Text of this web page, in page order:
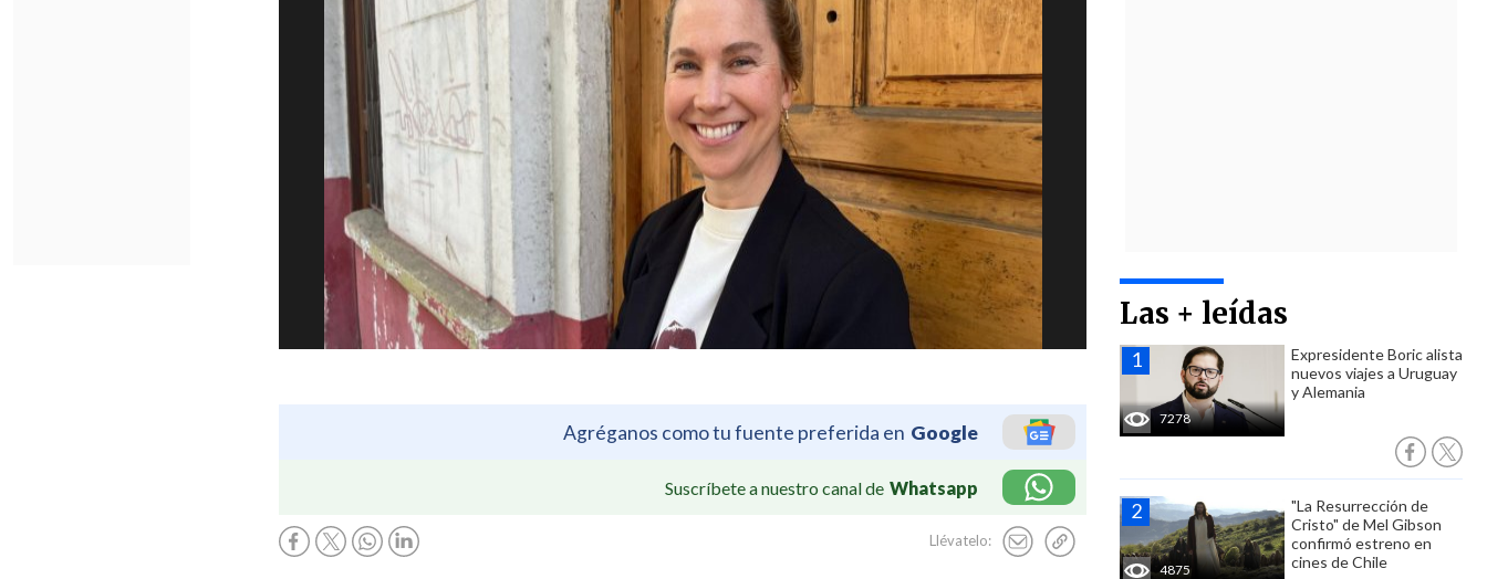
Agréganos como tu fuente preferida en Google
Suscríbete a nuestro canal de Whatsapp
Llévatelo:
Las + leídas
7278
Expresidente Boric alista
nuevos viajes a Uruguay
y Alemania
4875
"La Resurrección de
Cristo" de Mel Gibson
confirmó estreno en
cines de Chile